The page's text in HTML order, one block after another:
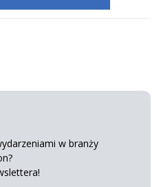
w branży